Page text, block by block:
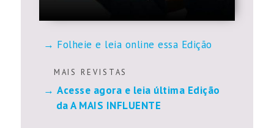
Folheie e leia online essa Edição
M A I S R E V I S T A S
Acesse agora e leia última Edição
da A MAIS INFLUENTE